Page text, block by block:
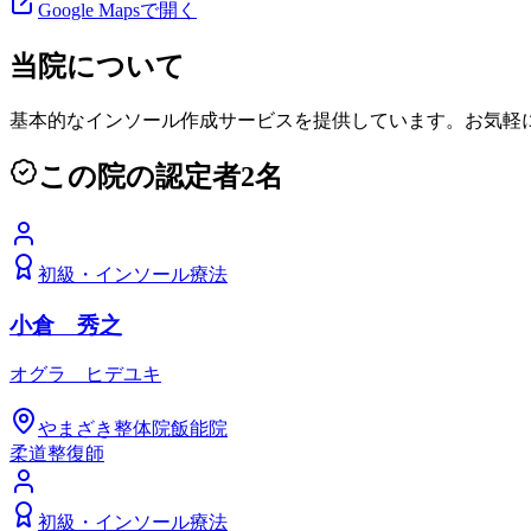
Google Mapsで開く
当院について
基本的なインソール作成サービスを提供しています。お気軽
この院の認定者2名
初級 ・ インソール療法
小倉 秀之
オグラ ヒデユキ
やまざき整体院飯能院
柔道整復師
初級 ・ インソール療法